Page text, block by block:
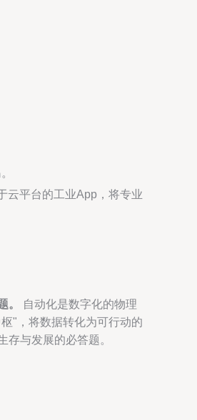
云平台的工业App，将专业
。
自动化是数字化的物理
"，将数据转化为可行动的
与发展的必答题。